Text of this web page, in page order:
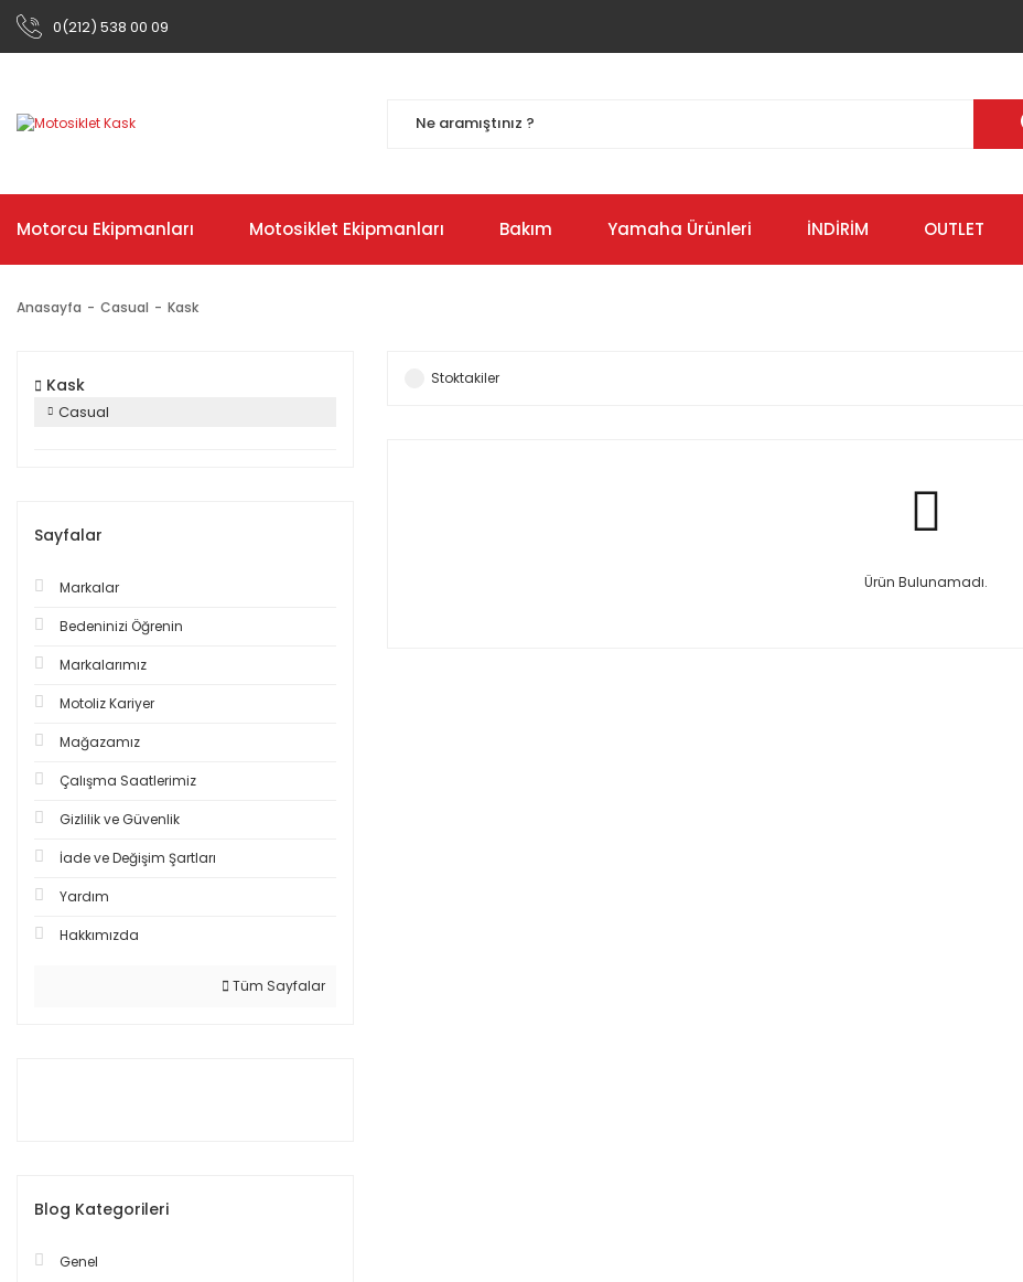
0(212) 538 00 09
Motorcu Ekipmanları Motosiklet Ekipmanları Bakım Yamaha Ürünleri İNDİRİM OUTLET
Anasayfa Casual Kask
Kask
Casual
Sayfalar
Markalar
Bedeninizi Öğrenin
Markalarımız
Motoliz Kariyer
Mağazamız
Çalışma Saatlerimiz
Gizlilik ve Güvenlik
İade ve Değişim Şartları
Yardım
Hakkımızda
Tüm Sayfalar
Blog Kategorileri
Genel
Stoktakiler
Ürün Bulunamadı.